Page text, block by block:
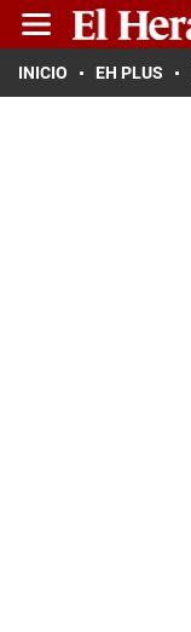
INICIO EH PLUS